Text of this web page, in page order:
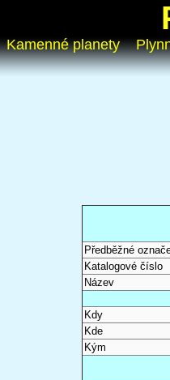
Kamenné planety
Předběžné
Katalogové číslo
Název
Kdy
Kde
Kým